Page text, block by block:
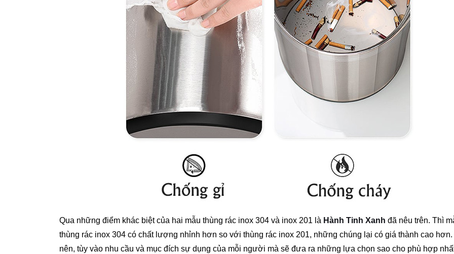
Qua những điểm khác biệt của hai mẫu thùng rác inox 304 và inox 201 là Hành Tinh Xanh đã nêu trên. Thì
thùng rác inox 304 có chất lượng nhỉnh hơn so với thùng rác inox 201, những chúng lại có giá thành cao hơn.
nên, tùy vào nhu cầu và mục đích sự dụng của mỗi người mà sẽ đưa ra những lựa chọn sao cho phù hợp